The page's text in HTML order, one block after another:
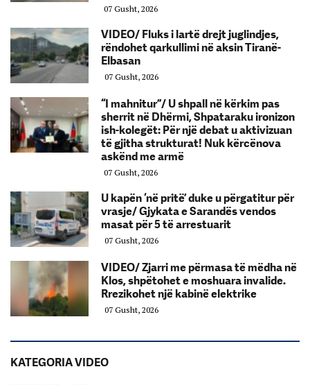
07 Gusht, 2026
VIDEO/ Fluks i lartë drejt juglindjes,
rëndohet qarkullimi në aksin Tiranë-
Elbasan
07 Gusht, 2026
“I mahnitur”/ U shpall në kërkim pas
sherrit në Dhërmi, Shpataraku ironizon
ish-kolegët: Për një debat u aktivizuan
të gjitha strukturat! Nuk kërcënova
askënd me armë
07 Gusht, 2026
U kapën ‘në pritë’ duke u përgatitur për
vrasje/ Gjykata e Sarandës vendos
masat për 5 të arrestuarit
07 Gusht, 2026
VIDEO/ Zjarri me përmasa të mëdha në
Klos, shpëtohet e moshuara invalide.
Rrezikohet një kabinë elektrike
07 Gusht, 2026
KATEGORIA VIDEO